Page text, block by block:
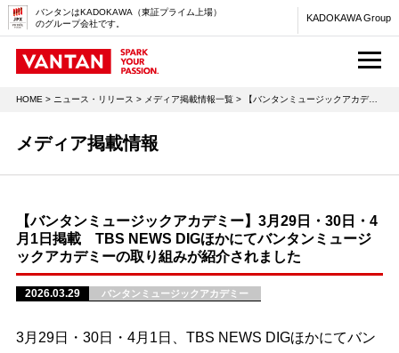
バンタンはKADOKAWA（東証プライム上場）
のグループ会社です。
KADOKAWA Group
HOME > ニュース・リリース > メディア掲載情報一覧 > 【バンタンミュージックアカデミー】3月29日・30日・4月1日掲載 TBS NEWS DIGほかにてバンタンミュージックアカデミーの取り組みが紹介されました
メディア掲載情報
【バンタンミュージックアカデミー】3月29日・30日・4
月1日掲載 TBS NEWS DIGほかにてバンタンミュージ
ックアカデミーの取り組みが紹介されました
2026.03.29 バンタンミュージックアカデミー
3月29日・30日・4月1日、TBS NEWS DIGほかにてバン